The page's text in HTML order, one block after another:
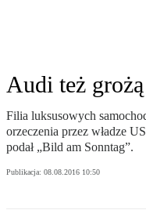
Audi też
Filia luksusowych
orzeczenia przez władze
podał „Bild am Sonntag”.
Publikacja: 08.08.2016 10:50